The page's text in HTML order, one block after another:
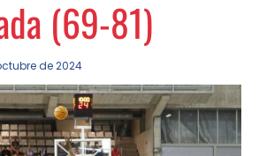
(69-81)
de 2024